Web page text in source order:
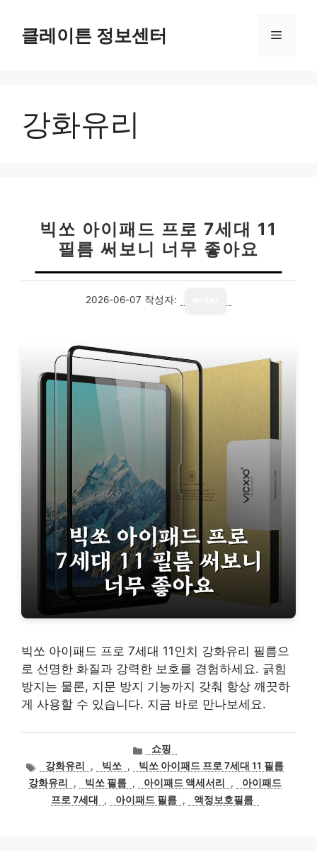
클레이튼 정보센터 메
강화유리
빅쏘 아이패드 프로 7세대 11
필름 써보니 너무 좋아요
2026-06-07 작성자:
빅쏘 아이패드 프로 7세대 11인치 강화유리 필름으
로 선명한 화질과 강력한 보호를 경험하세요. 긁힘
방지는 물론, 지문 방지 기능까지 갖춰 항상 깨끗하
게 사용할 수 있습니다. 지금 바로 만나보세요.
카
테
고
리
쇼핑
태
그
강화유리 , 빅쏘 ,
빅쏘 아이패드 프로 7세대 11 필름
강화유리
, 빅쏘 필름 , 아이패드 액세서리 ,
아이패드
프로 7세대
, 아이패드 필름 , 액정보호필름